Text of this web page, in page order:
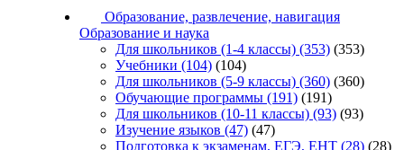
Образование, развлечение, навигация
Образование и наука
Для школьников (1-4 классы) (353) (353)
Учебники (104) (104)
Для школьников (5-9 классы) (360) (360)
Обучающие программы (191) (191)
Для школьников (10-11 классы) (93) (93)
Изучение языков (47) (47)
Подготовка к экзаменам, ЕГЭ, ЕНТ (28) (28)